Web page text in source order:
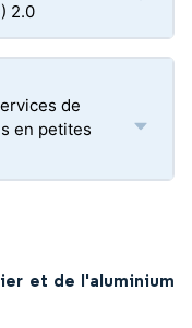
2.0
de
en petites
et de l'aluminium